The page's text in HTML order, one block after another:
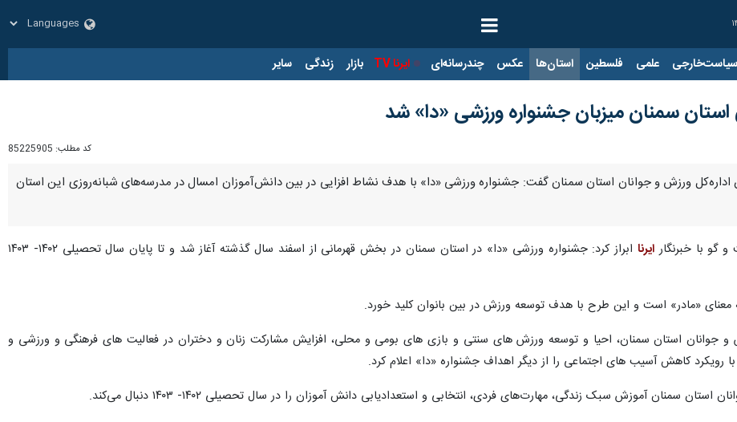
سیاست‌خارجی علمی فلسطین استان‌ها عکس چندرسانه‌ای ایرنا TV بازار زندگی سایر
سمنان میزبان جشنواره ورزشی «دا» شد
کد مطلب: 85225905
اداره‌کل ورزش و جوانان استان سمنان گفت: جشنواره ورزشی «دا» با هدف نشاط افزایی در بین دانش‌آموزان امسال در مدرسه‌های شبانه‌روزی این استان
گو با خبرنگار ایرنا
ابراز کرد: جشنواره ورزشی «دا» در استان سمنان در بخش قهرمانی از اسفند سال گذشته آغاز شد و تا پایان سال تحصیلی ۱۴۰۲- ۱۴۰۳
«مادر» است و این طرح با هدف توسعه ورزش در بین بانوان کلید خورد.
و جوانان استان سمنان، احیا و توسعه ورزش های سنتی و بازی های بومی و محلی، افزایش مشارکت زنان و دختران در فعالیت های فرهنگی و ورزشی و
کاهش آسیب های اجتماعی را از دیگر اهداف جشنواره «دا» اعلام کرد.
سمنان آموزش سبک زندگی، مهارت‌های فردی، انتخابی و استعدادیابی دانش آموزان را در سال تحصیلی ۱۴۰۲- ۱۴۰۳ دنبال می‌کند.